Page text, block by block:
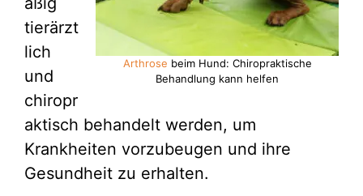
Arthrose beim Hund: Chiropraktische
Behandlung kann helfen
tierärzt
lich
und
chiropr
aktisch behandelt werden, um
Krankheiten vorzubeugen und ihre
Gesundheit zu erhalten.